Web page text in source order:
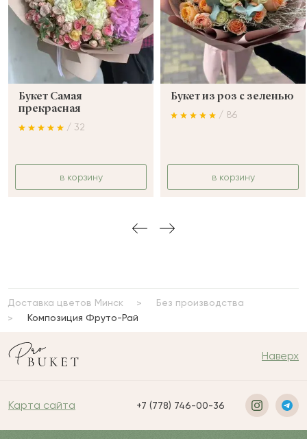
Букет Самая
прекрасная
/ 32
в корзину
Букет из роз с зеленью
/ 86
в корзину
Доставка цветов Минск
Без производства
Композиция Фруто-Рай
Наверх
Карта сайта +7 (778) 746-00-36